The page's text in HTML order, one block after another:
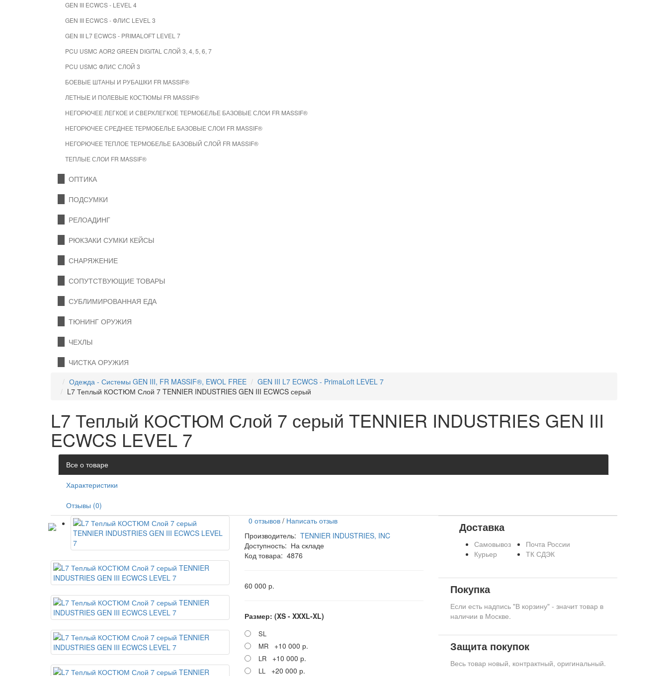
GEN III ECWCS - LEVEL 4
GEN III ECWCS - ФЛИС LEVEL 3
GEN III L7 ECWCS - PRIMALOFT LEVEL 7
PCU USMC AOR2 GREEN DIGITAL СЛОЙ 3, 4, 5, 6, 7
PCU USMC ФЛИС СЛОЙ 3
БОЕВЫЕ ШТАНЫ И РУБАШКИ FR MASSIF®
ЛЕТНЫЕ И ПОЛЕВЫЕ КОСТЮМЫ FR MASSIF®
НЕГОРЮЧЕЕ ЛЕГКОЕ И СВЕРХЛЕГКОЕ ТЕРМОБЕЛЬЕ БАЗОВЫЕ СЛОИ FR MASSIF®
НЕГОРЮЧЕЕ СРЕДНЕЕ ТЕРМОБЕЛЬЕ БАЗОВЫЕ СЛОИ FR MASSIF®
НЕГОРЮЧЕЕ ТЕПЛОЕ ТЕРМОБЕЛЬЕ БАЗОВЫЙ СЛОЙ FR MASSIF®
ТЕПЛЫЕ СЛОИ FR MASSIF®
ОПТИКА
ПОДСУМКИ
РЕЛОАДИНГ
РЮКЗАКИ СУМКИ КЕЙСЫ
СНАРЯЖЕНИЕ
СОПУТСТВУЮЩИЕ ТОВАРЫ
СУБЛИМИРОВАННАЯ ЕДА
ТЮНИНГ ОРУЖИЯ
ЧЕХЛЫ
ЧИСТКА ОРУЖИЯ
Одежда - Системы GEN III, FR MASSIF®, EWOL FREE
GEN III L7 ECWCS - PrimaLoft LEVEL 7
L7 Теплый КОСТЮМ Слой 7 TENNIER INDUSTRIES GEN III ECWCS серый
L7 Теплый КОСТЮМ Слой 7 серый TENNIER INDUSTRIES GEN III
ECWCS LEVEL 7
Все о товаре
Характеристики
Отзывы (0)
0 отзывов / Написать отзыв
Производитель: TENNIER INDUSTRIES, INC
Доступность: На складе
Код товара: 4876
60 000 р.
Размер: (XS - XXXL-XL)
SL
MR
+10 000 р.
LR +10 000 р.
LL +20 000 р.
Доставка
Самовывоз
Курьер
Почта России
ТК СДЭК
Покупка
Если есть надпись "В корзину" - значит товар в
наличии в Москве.
Защита покупок
Весь товар новый, контрактный, оригинальный.